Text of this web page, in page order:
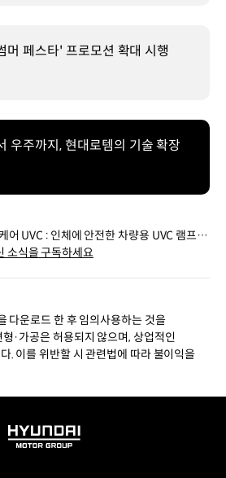
머 페스타' 프로모션 확대 시행
우주까지, 현대로템의 기술 확장
어 UVC : 인체에 안전한 차량용 UVC 램프 살
소식을 구독하세요
다운로드 한 후 임의사용하는 것을
·가공은 허용되지 않으며, 상업적인
. 이를 위반할 시 관련법에 따라 불이익을
HYUNDAI